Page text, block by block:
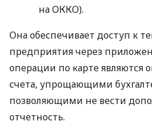
на ОККО).
Она обеспечивает доступ к
предприятия через
операции по карте являются
счета, упрощающими
позволяющими не вести
отчетность.